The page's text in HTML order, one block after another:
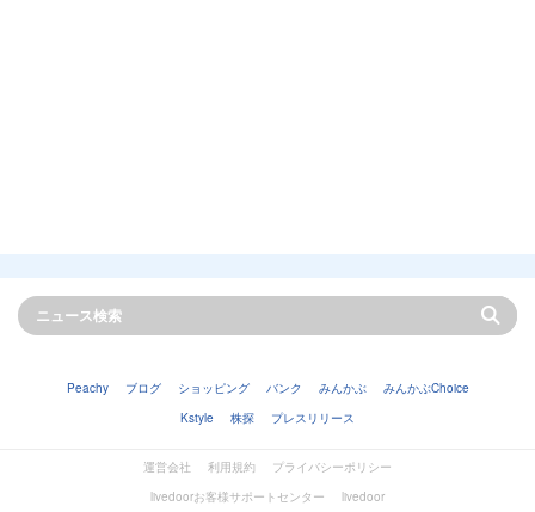
Peachy ブログ ショッピング バンク みんかぶ
みんかぶChoice
Kstyle
株探 プレスリリース
運営会社 利用規約
プライバシーポリシー
livedoorお客様サポートセンター
livedoor